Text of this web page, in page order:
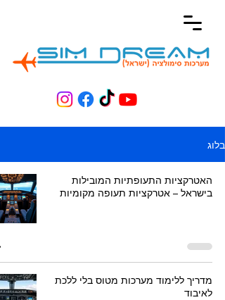
בלוג
האטרקציות התעופתיות המובילות
בישראל – אטרקציות תעופה מקומיות
מדריך ללימוד מערכות מטוס בלי ללכת
לאיבוד